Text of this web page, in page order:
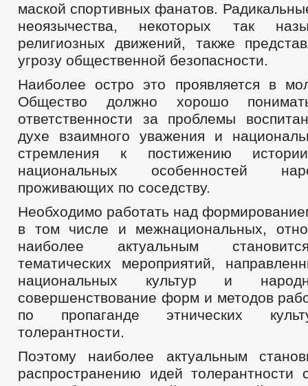
маской спортивных фанатов.
неоязычества, некоторых так
религиозных движений, также
угрозу общественной безопасности.
Наиболее остро это проявляется в
Общество должно хорошо
ответственности за проблемы
духе взаимного уважения и
стремления к постижению
национальных особенностей
проживающих по соседству.
Необходимо работать над
в том числе и межнациональных,
наиболее актуальным
тематических мероприятий,
национальных культур и
совершенствование форм и методов
по пропаганде этнических
толерантности.
Поэтому наиболее актуальным
распространению идей толерантности